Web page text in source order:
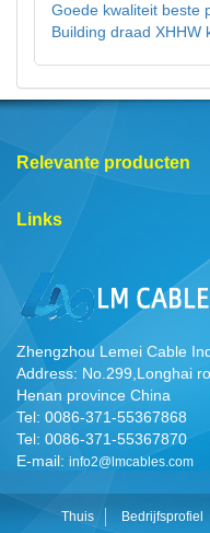
Goede kwaliteit beste
Building draad XHHW
Relevante producten
Links
Zhengzhou Lemei Cable
Address: No.299,Longhai
Henan province China
Tel: 0086-371-55367868
Tel: 0086-371-55367870
E-mail: info2@lmcables.com
Thuis Bedrijfsprofiel